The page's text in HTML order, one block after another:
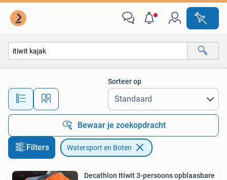
Alle afstanden…
Sorteer op
Bewaar je zoekopdracht
Filters Watersport en Boten
Decathlon Itiwit 3-persoons opblaasbare